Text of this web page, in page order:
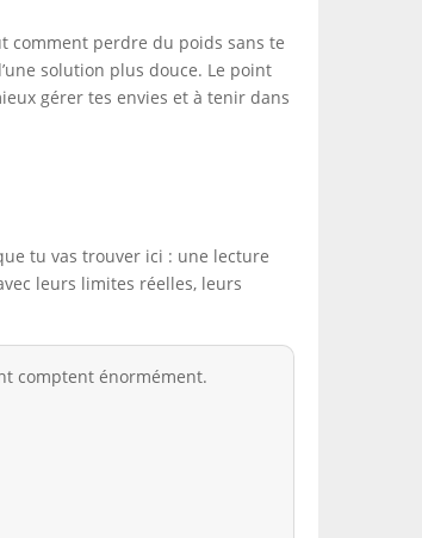
comment perdre du poids sans te
solution plus douce. Le point
gérer tes envies et à tenir dans
tu vas trouver ici : une lecture
leurs limites réelles, leurs
comptent énormément.